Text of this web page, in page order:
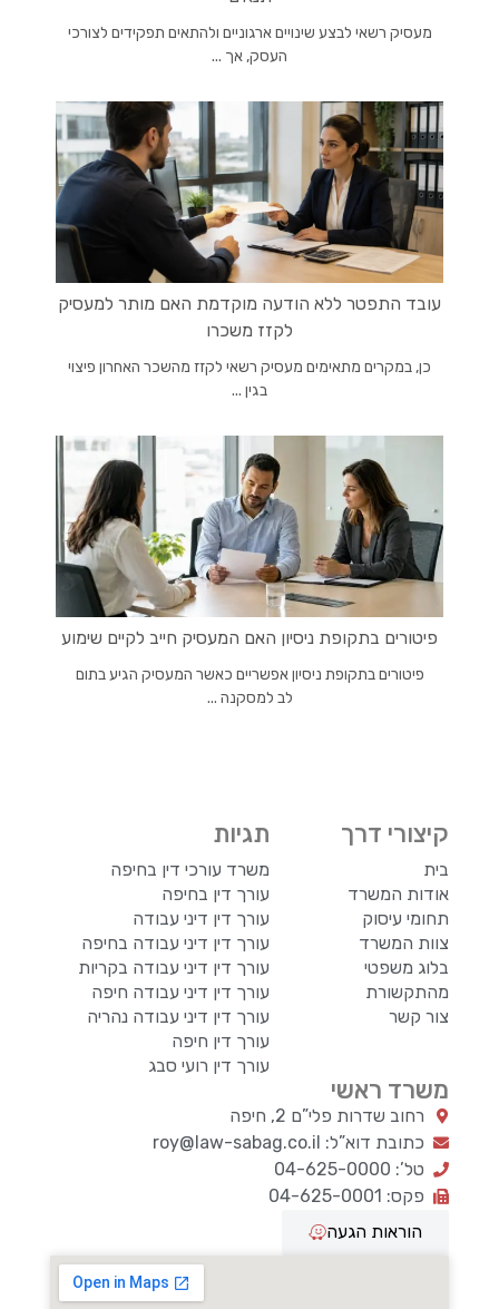
מעסיק רשאי לבצע שינויים ארגוניים ולהתאים תפקידים לצורכי
העסק, אך ...
עובד התפטר ללא הודעה מוקדמת האם מותר למעסיק
לקזז משכרו
כן, במקרים מתאימים מעסיק רשאי לקזז מהשכר האחרון פיצוי
בגין ...
פיטורים בתקופת ניסיון האם המעסיק חייב לקיים שימוע
פיטורים בתקופת ניסיון אפשריים כאשר המעסיק הגיע בתום
לב למסקנה ...
משרד ראשי
רחוב שדרות פלי”ם 2, חיפה
כתובת דוא”ל: roy@law-sabag.co.il
טל’: 04-625-0000
פקס: 04-625-0001
הוראות הגעה
קיצורי דרך
בית
אודות המשרד
תחומי עיסוק
צוות המשרד
בלוג משפטי
מהתקשורת
צור קשר
תגיות
משרד עורכי דין בחיפה
עורך דין בחיפה
עורך דין דיני עבודה
עורך דין דיני עבודה בחיפה
עורך דין דיני עבודה בקריות
עורך דין דיני עבודה חיפה
עורך דין דיני עבודה נהריה
עורך דין חיפה
עורך דין רועי סבג